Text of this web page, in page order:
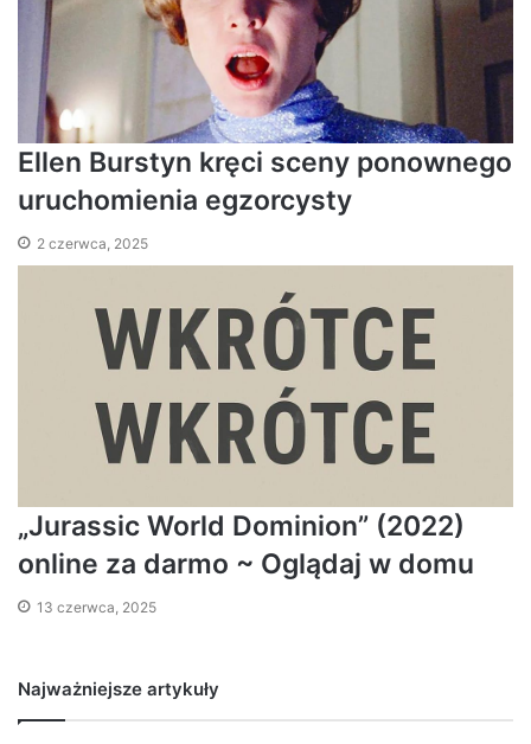
Ellen Burstyn kręci sceny ponownego
uruchomienia egzorcysty
2 czerwca, 2025
„Jurassic World Dominion” (2022)
online za darmo ~ Oglądaj w domu
13 czerwca, 2025
Najważniejsze artykuły